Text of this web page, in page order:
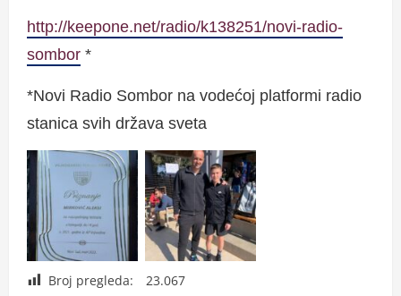
http://keepone.net/radio/k138251/novi-radio-
sombor *
*Novi Radio Sombor na vodećoj platformi radio
stanica svih država sveta
Broj pregleda: 23.067